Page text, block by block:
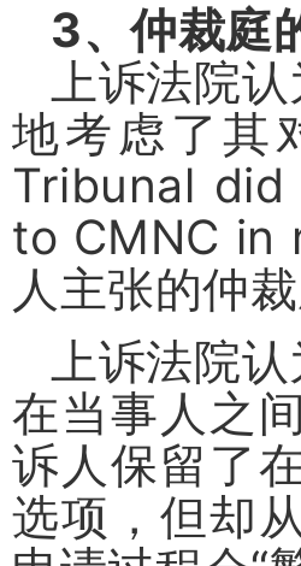
3、仲裁庭
上诉法院
地考虑了其
Tribunal
to CMNC in
人主张的仲
上诉法院
在当事人之
诉人保留了
选项，但却